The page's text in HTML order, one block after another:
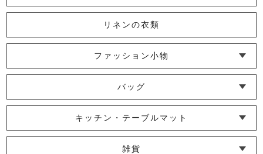
リネンの衣類
ファッション小物
└ ショール・ストール
└ マスク
└ 靴下・アームカバー
バッグ
└ ポシェット・ショルダーバッグ
└ トートバッグ
└ 巾着バッグ
キッチン・テーブルマット
└ 蚊帳のふきん
└ かっぽう着・エプロン
└ その他キッチン小物
└ コースター
└ ランチョンマット・プレースマット
└ テーブルランナー・テーブルセンター
雑貨